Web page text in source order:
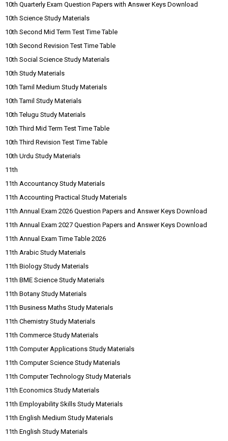
10th Quarterly Exam Question Papers with Answer Keys Download
10th Science Study Materials
10th Second Mid Term Test Time Table
10th Second Revision Test Time Table
10th Social Science Study Materials
10th Study Materials
10th Tamil Medium Study Materials
10th Tamil Study Materials
10th Telugu Study Materials
10th Third Mid Term Test Time Table
10th Third Revision Test Time Table
10th Urdu Study Materials
11th
11th Accountancy Study Materials
11th Accounting Practical Study Materials
11th Annual Exam 2026 Question Papers and Answer Keys Download
11th Annual Exam 2027 Question Papers and Answer Keys Download
11th Annual Exam Time Table 2026
11th Arabic Study Materials
11th Biology Study Materials
11th BME Science Study Materials
11th Botany Study Materials
11th Business Maths Study Materials
11th Chemistry Study Materials
11th Commerce Study Materials
11th Computer Applications Study Materials
11th Computer Science Study Materials
11th Computer Technology Study Materials
11th Economics Study Materials
11th Employability Skills Study Materials
11th English Medium Study Materials
11th English Study Materials